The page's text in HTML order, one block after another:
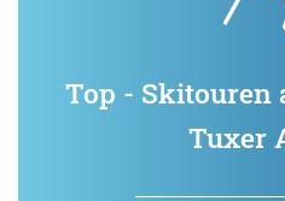
Top - Skitouren
Tuxer